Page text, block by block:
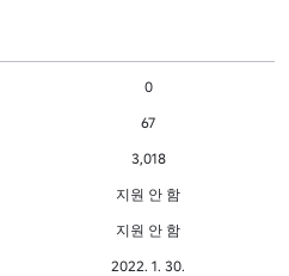
0
67
3,018
지원 안 함
지원 안 함
2022. 1. 30.